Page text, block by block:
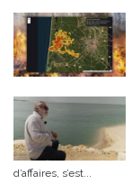
d’affaires, s’est...